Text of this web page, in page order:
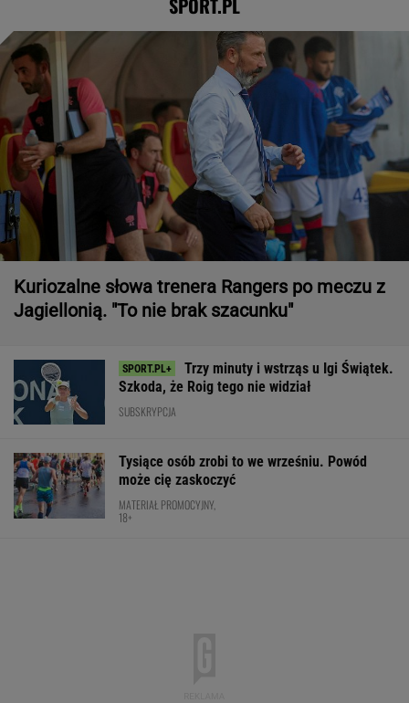
SPORT.PL
Kuriozalne słowa trenera Rangers po meczu z
Jagiellonią. "To nie brak szacunku"
Trzy minuty i wstrząs u Igi Świątek.
Szkoda, że Roig tego nie widział
SUBSKRYPCJA
Tysiące osób zrobi to we wrześniu. Powód
może cię zaskoczyć
MATERIAŁ PROMOCYJNY,
18+